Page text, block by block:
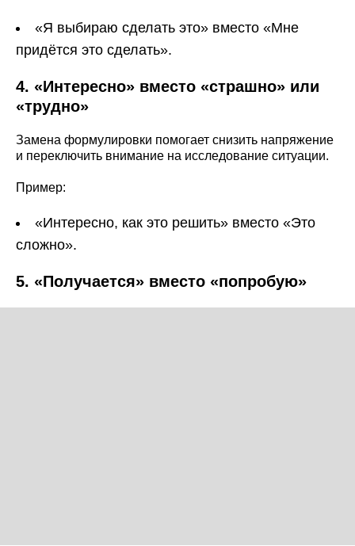
«Я выбираю сделать это» вместо «Мне
придётся это сделать».
4. «Интересно» вместо «страшно» или
«трудно»
Замена формулировки помогает снизить напряжение
и переключить внимание на исследование ситуации.
Пример:
«Интересно, как это решить» вместо «Это
сложно».
5. «Получается» вместо «попробую»